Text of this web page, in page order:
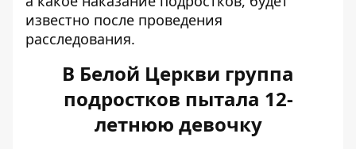
известно после проведения
расследования.
В Белой Церкви группа
подростков пытала 12-
летнюю девочку